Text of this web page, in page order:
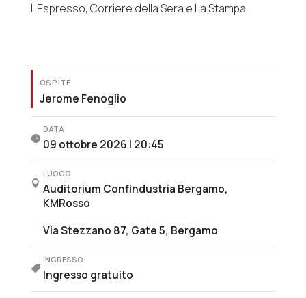
L’Espresso, Corriere della Sera e La Stampa.
OSPITE
Jerome Fenoglio

DATA
09 ottobre 2026 | 20:45

LUOGO
Auditorium Confindustria Bergamo,
KMRosso
Via Stezzano 87, Gate 5, Bergamo

INGRESSO
Ingresso gratuito